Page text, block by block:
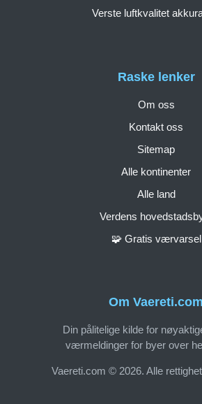
Om Vaereti.com
Din pålitelige kilde for
værmeldinger for byer over
Vaereti.com © 2026. Alle
Raske lenker
Om oss
Kontakt oss
Sitemap
Alle kontinenter
Alle land
Verdens
🧩 Gratis værvarsel
Verste luftkvalitet